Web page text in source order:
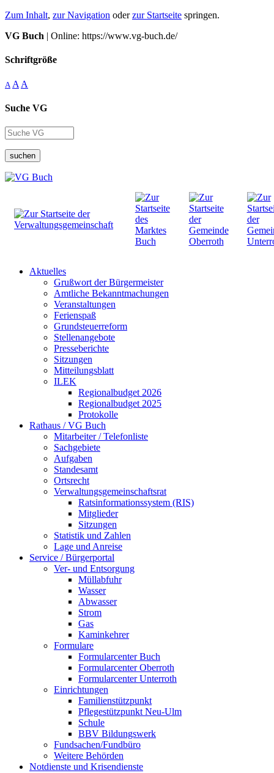
Zum Inhalt, zur Navigation oderzur Startseite springen.
VG Buch | Online: https://www.vg-buch.de/
Schriftgröße
A A A
Suche VG
suchen
Aktuelles
Grußwort der Bürgermeister
Amtliche Bekanntmachungen
Veranstaltungen
Ferienspaß
Grundsteuerreform
Stellenangebote
Presseberichte
Sitzungen
Mitteilungsblatt
ILEK
Regionalbudget 2026
Regionalbudget 2025
Protokolle
Rathaus / VG Buch
Mitarbeiter / Telefonliste
Sachgebiete
Aufgaben
Standesamt
Ortsrecht
Verwaltungsgemeinschaftsrat
Ratsinformationssystem (RIS)
Mitglieder
Sitzungen
Statistik und Zahlen
Lage und Anreise
Service / Bürgerportal
Ver- und Entsorgung
Müllabfuhr
Wasser
Abwasser
Strom
Gas
Kaminkehrer
Formulare
Formularcenter Buch
Formularcenter Oberroth
Formularcenter Unterroth
Einrichtungen
Familienstützpunkt
Pflegestützpunkt Neu-Ulm
Schule
BBV Bildungswerk
Fundsachen/Fundbüro
Weitere Behörden
Notdienste und Krisendienste